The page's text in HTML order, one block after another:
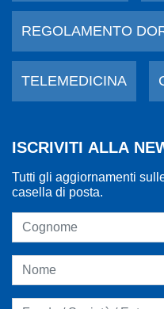
REGOLAMENTO
TELEMEDICINA
ISCRIVITI ALLA
Tutti gli aggiornamenti
casella di posta.